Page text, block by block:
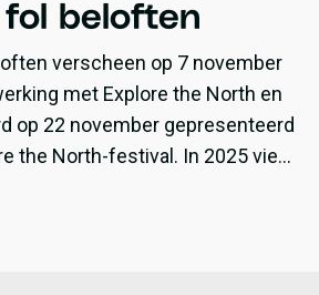
fol beloften
verscheen op 7 november
met Explore the North en
op 22 november gepresenteerd
the North-festival. In 2025 viert